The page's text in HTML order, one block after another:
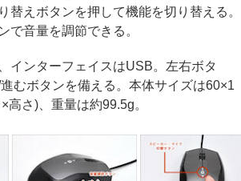
替えボタンを押して機能を切り替える。
で音量を調節できる。
インターフェイスはUSB。左右ボタ
むボタンを備える。本体サイズは60×1
高さ)、重量は約99.5g。